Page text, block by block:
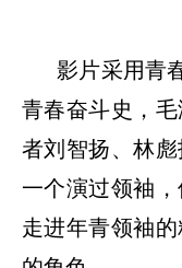
影片采用青
青春奋斗史，
者刘智扬、林
一个演过领袖
走进年青领袖